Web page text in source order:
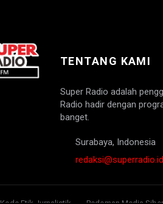
TENTANG KAMI
Super Radio adalah
Radio hadir dengan
banget.
Surabaya, Indonesia